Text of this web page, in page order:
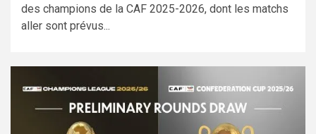
des champions de la CAF 2025-2026, dont les matchs
aller sont prévus...